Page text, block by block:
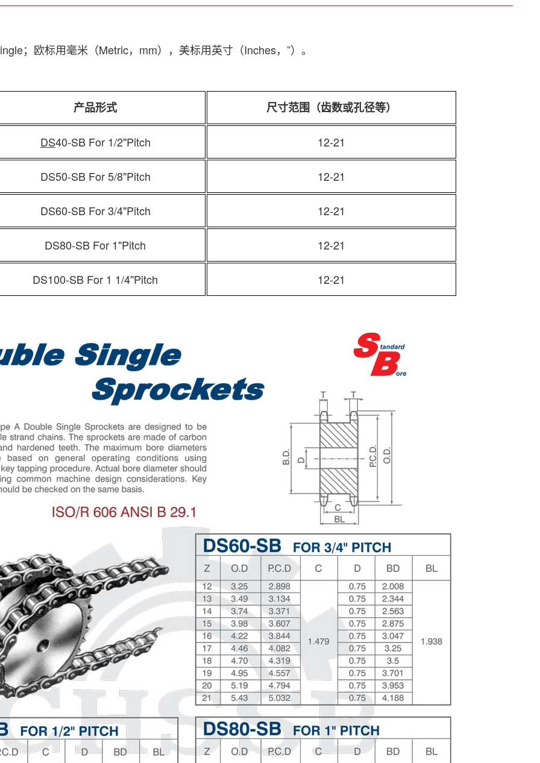
欧标用毫米（Metric，mm），美标用英寸（Inches，”）。
产品形式 尺寸范围（齿数或孔径等）
DS40-SB For 1/2"Pitch 12-21
DS50-SB For 5/8"Pitch 12-21
DS60-SB For 3/4"Pitch 12-21
DS80-SB For 1"Pitch 12-21
DS100-SB For 1 1/4''Pitch 12-21